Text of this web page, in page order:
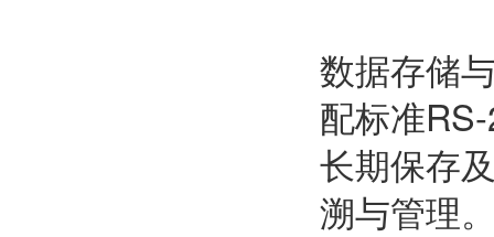
数据存储
配标准
长期保存
溯与管理